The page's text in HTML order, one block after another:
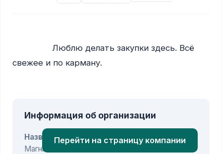
свежее и по карману.
Информация об организации
Название:
Магнит
Перейти на страницу компании